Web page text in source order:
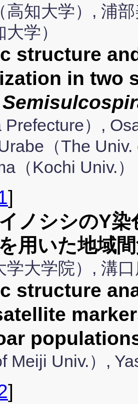
高知大学）, 浦
学）
structure
in two
Prefecture）,
（The
（Kochi Univ.）
]
ノシシのY
用いた地域
学大学院）, 溝
structure
Meiji Univ.）,
]